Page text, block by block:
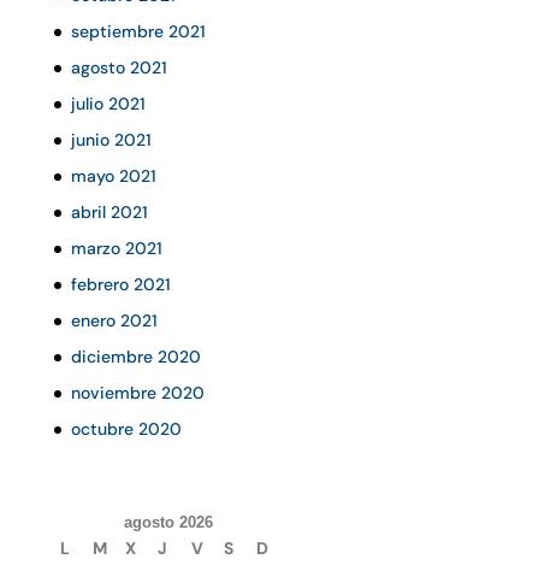
septiembre 2021
agosto 2021
julio 2021
junio 2021
mayo 2021
abril 2021
marzo 2021
febrero 2021
enero 2021
diciembre 2020
noviembre 2020
octubre 2020
agosto 2026
L M X J V S
D